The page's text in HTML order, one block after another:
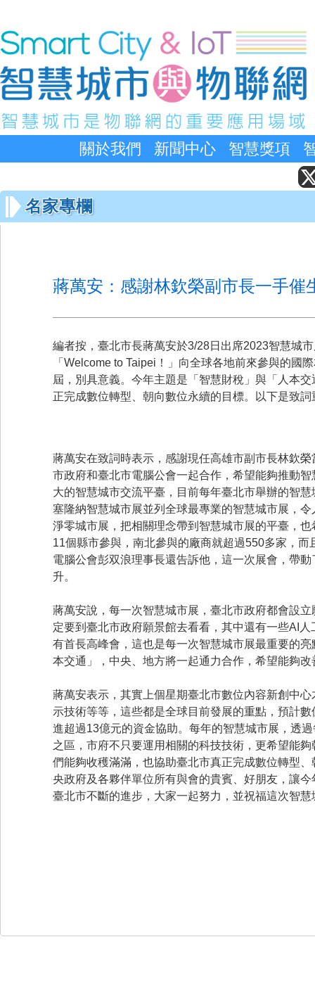
關於我們 新聞中心 智慧獎項
名家專欄
蔣萬安：感謝林欽榮副市長一手催
編者按，臺北市長蔣萬安於3/28日出席2023智慧城
「Welcome to Taipei！」向全球各地前來參與的國
屆，別具意義。今年主題是「智慧財稅」與「人本
正完成數位轉型、朝向數位永續的目標。以下是致詞
蔣萬安在致詞時表示，感謝現任高雄市副市長林欽
市政府和臺北市電腦公會一起合作，希望能夠推動
大的智慧城市交流平臺，目前每年臺北市舉辦的智
塞隆納智慧城市展並列全球最專業的智慧城市展，
淨零城市展，把相關理念帶到智慧城市展的平臺，
11個縣市參與，南北參與的廠商就超過550多家，
電腦公會彭双浪理事長還告訴他，這一次展會，帶
升。
蔣萬安說，每一次智慧城市展，臺北市政府都會設
定要到臺北市政府願景館去看看，其中還有一些AI
有首長高峰會，這也是每一次智慧城市展最重要的
本交通」，中央、地方將一起通力合作，希望能夠
蔣萬安表示，其實上個星期臺北市數位內容新創中
示技術等等，這些都是全球目前發展的重點，預計
進超過13億元的資金協助。每年的智慧城市展，透
之區，市府不只要運用相關的科技技術，更希望能
們能夠收穫滿滿，也協助臺北市真正完成數位轉型
央政府及各夥伴單位所有與會的貴賓、好朋友，讓
臺北市不斷的進步，大家一起努力，並祝福這次智